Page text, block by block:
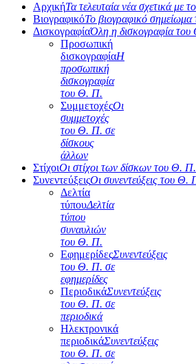
ΑρχικήΤα τελευταία νέα σχετικά με
ΒιογραφικόΤο βιογραφικό
ΔισκογραφίαΌλη η δισκογραφία
Προσωπική
δισκογραφίαΗ
προσωπική
δισκογραφία
του Θ. Π.
ΣυμμετοχέςΟι
συμμετοχές
του Θ. Π. σε
δίσκους
άλλων
ΣτίχοιΟι στίχοι των δίσκων του Θ. Π.
ΣυνεντεύξειςΟι συνεντεύξεις του Θ.
Δελτία
τύπουΔελτία
τύπου
συναυλιών
του Θ. Π.
ΕφημερίδεςΣυνεντεύξεις
του Θ. Π. σε
εφημερίδες
ΠεριοδικάΣυνεντεύξεις
του Θ. Π. σε
περιοδικά
Ηλεκτρονικά
περιοδικάΣυνεντεύξεις
του Θ. Π. σε